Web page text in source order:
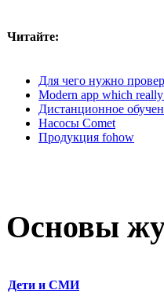
Читайте:
Для чего нужно
Modern app which really
Дистанционное
Насосы Comet
Продукция fohow
Основы
Дети и СМИ